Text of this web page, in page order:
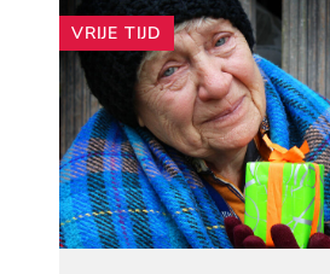
mailprogramma)
VRIJE TIJD